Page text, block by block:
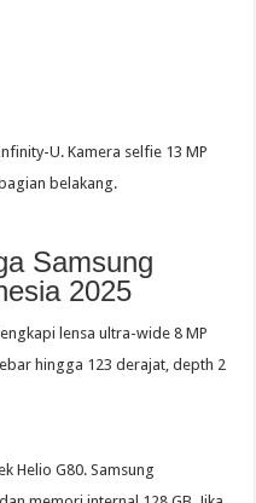
U. Kamera selfie 13 MP
belakang.
Samsung
2025
lensa ultra-wide 8 MP
hingga 123 derajat, depth 2
Helio G80. Samsung